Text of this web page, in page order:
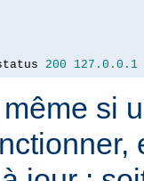
200 127.0 . 0.1
si